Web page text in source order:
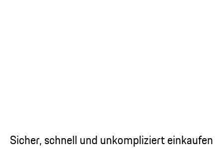
Sicher, schnell und unkompliziert einkaufen